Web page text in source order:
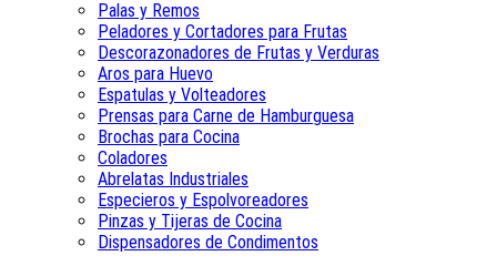
Palas y Remos
Peladores y Cortadores para Frutas
Descorazonadores de Frutas y Verduras
Aros para Huevo
Espatulas y Volteadores
Prensas para Carne de Hamburguesa
Brochas para Cocina
Coladores
Abrelatas Industriales
Especieros y Espolvoreadores
Pinzas y Tijeras de Cocina
Dispensadores de Condimentos